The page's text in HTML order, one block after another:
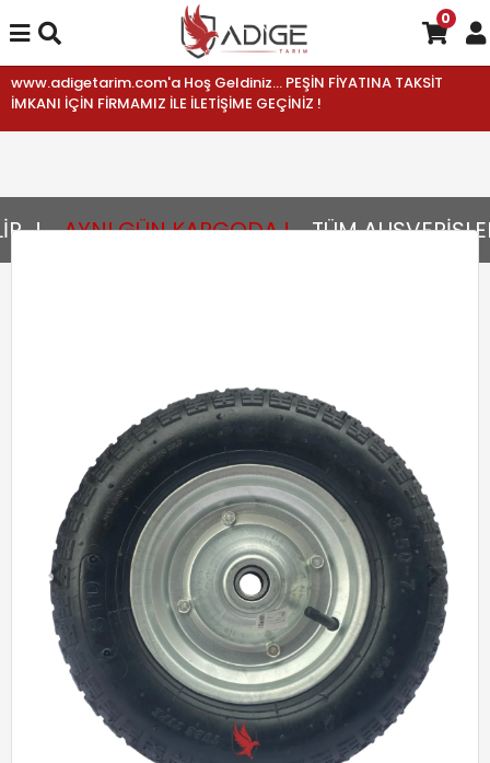
www.adigetarim.com'a Hoş Geldiniz... PEŞİN FİYATINA TAKSİT
İMKANI İÇİN FİRMAMIZ İLE İLETİŞİME GEÇİNİZ !
AYNI GÜN KARGODA ! TÜM
0